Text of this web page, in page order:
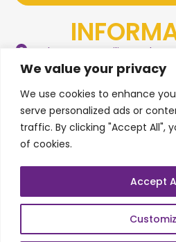
We value your privacy
We use cookies to enhance
serve personalized ads or
traffic. By clicking "Accept All",
of cookies.
Accept
Plaza San Basilio, Gral.
3, Ampliación Juárez,
California
(+52) 55
SERVICIOS BLOG FAQS